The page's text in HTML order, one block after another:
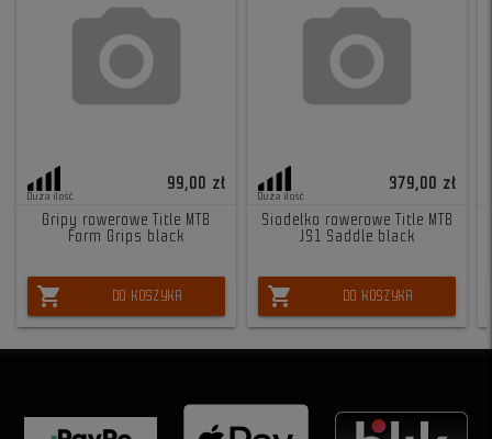
Duża ilość
99,00 zł
Gripy rowerowe Title MTB
Form Grips black
shopping_cart DO KOSZYKA
Duża ilość
379,00 zł
Siodełko rowerowe Title MTB
JS1 Saddle black
shopping_cart DO KOSZYKA